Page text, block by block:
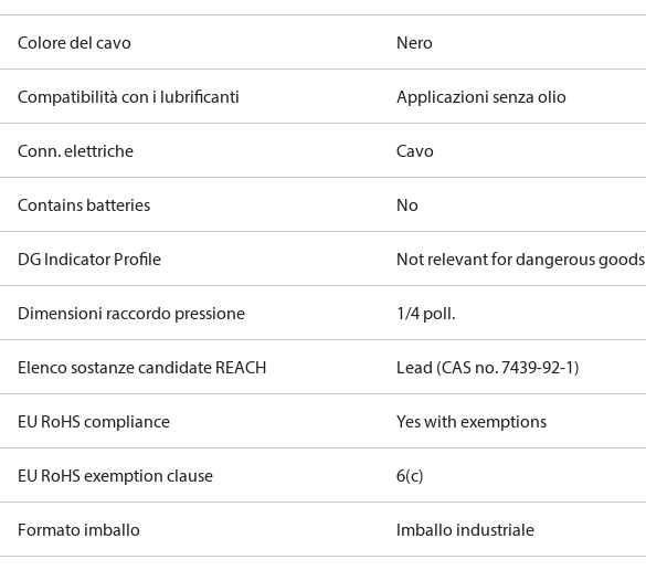
Colore del cavo Nero
Compatibilità con i lubrificanti Applicazioni senza olio
Conn. elettriche Cavo
Contains batteries No
DG Indicator Profile Not relevant for dangerous goods
Dimensioni raccordo pressione 1/4 poll.
Elenco sostanze candidate REACH Lead (CAS no. 7439-92-1)
EU RoHS compliance Yes with exemptions
EU RoHS exemption clause 6(c)
Formato imballo Imballo industriale